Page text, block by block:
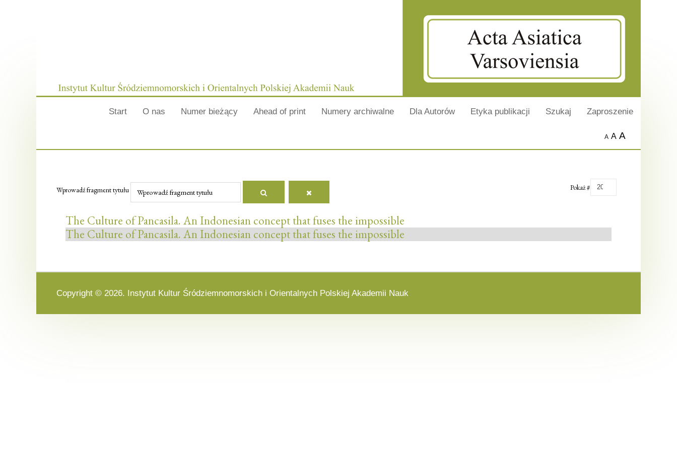
Start O nas Numer bieżący Ahead of print Numery archiwalne Dla Autorów Etyka publikacji Szukaj Zaproszenie
A A A
Wprowadź fragment tytułu Pokaż # 20
The Culture of Pancasila. An Indonesian concept that fuses the impossible
The Culture of Pancasila. An Indonesian concept that fuses the impossible
Copyright © 2026. Instytut Kultur Śródziemnomorskich i Orientalnych Polskiej Akademii Nauk